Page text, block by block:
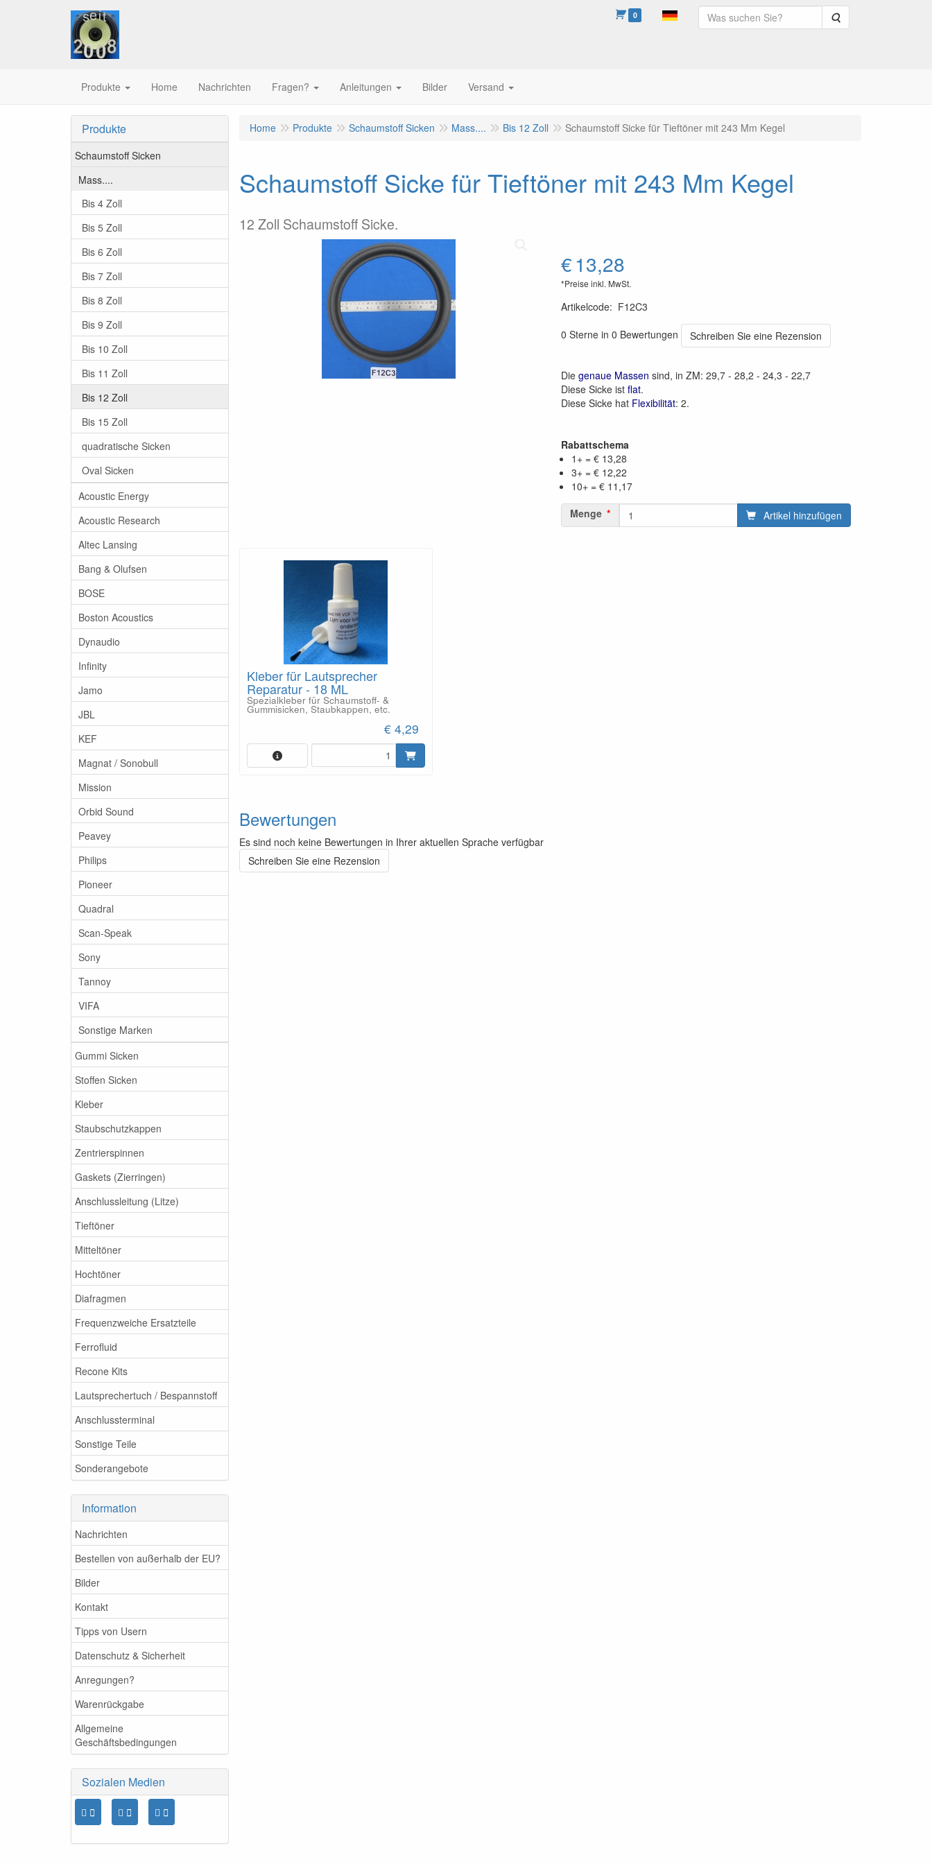
0 Suche
Produkte Home Nachrichten Fragen? Anleitungen Bilder Versand
Produkte
Schaumstoff Sicken
Mass....
Bis 4 Zoll
Bis 5 Zoll
Bis 6 Zoll
Bis 7 Zoll
Bis 8 Zoll
Bis 9 Zoll
Bis 10 Zoll
Bis 11 Zoll
Bis 12 Zoll
Bis 15 Zoll
quadratische Sicken
Oval Sicken
Acoustic Energy
Acoustic Research
Altec Lansing
Bang & Olufsen
BOSE
Boston Acoustics
Dynaudio
Infinity
Jamo
JBL
KEF
Magnat / Sonobull
Mission
Orbid Sound
Peavey
Philips
Pioneer
Quadral
Scan-Speak
Sony
Tannoy
VIFA
Sonstige Marken
Gummi Sicken
Stoffen Sicken
Kleber
Staubschutzkappen
Zentrierspinnen
Gaskets (Zierringen)
Anschlussleitung (Litze)
Tieftöner
Mitteltöner
Hochtöner
Diafragmen
Frequenzweiche Ersatzteile
Ferrofluid
Recone Kits
Lautsprechertuch / Bespannstoff
Anschlussterminal
Sonstige Teile
Sonderangebote
Information
Nachrichten
Bestellen von außerhalb der EU?
Bilder
Kontakt
Tipps von Usern
Datenschutz & Sicherheit
Anregungen?
Warenrückgabe
Allgemeine
Geschäftsbedingungen
Sozialen Medien
Home Produkte Schaumstoff Sicken Mass.... Bis 12 Zoll Schaumstoff Sicke für Tieftöner mit 243 Mm Kegel
Schaumstoff Sicke für Tieftöner mit 243 Mm Kegel
12 Zoll Schaumstoff Sicke.
€13,28
*Preise inkl. MwSt.
Artikelcode: F12C3
0 Sterne in 0 Bewertungen
Schreiben Sie eine Rezension
Die genaue Massen sind, in ZM: 29,7 - 28,2 - 24,3 - 22,7
Diese Sicke ist flat.
Diese Sicke hat Flexibilität: 2.
Rabattschema
1+ = € 13,28
3+ = € 12,22
10+ = € 11,17
Menge
Artikel hinzufügen
Kleber für Lautsprecher
Reparatur - 18 ML
Spezialkleber für Schaumstoff- &
Gummisicken, Staubkappen, etc.
€ 4,29
Bewertungen
Es sind noch keine Bewertungen in Ihrer aktuellen Sprache verfügbar
Schreiben Sie eine Rezension